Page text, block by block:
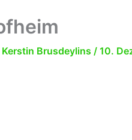
Kerstin Brusdeylins / 10.